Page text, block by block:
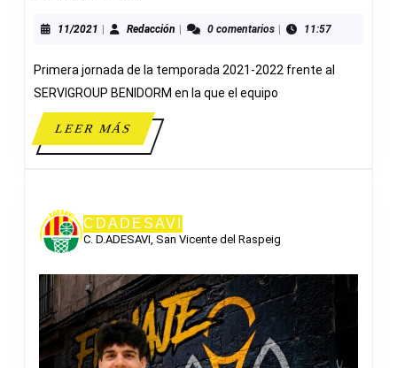
–
SERVIGROUP
BENIDORM
11/2021 11/2021Redacción Redacción0 comentarios 11:57
Primera jornada de la temporada 2021-2022 frente al
SERVIGROUP BENIDORM en la que el equipo
LEER MÁSLEER
MÁS
CDADESAVI
C. D.ADESAVI, San Vicente del Raspeig